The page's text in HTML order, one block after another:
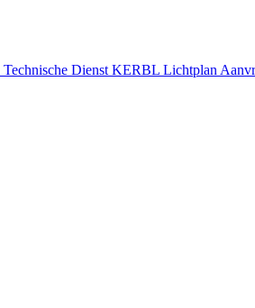
Technische Dienst KERBL Lichtplan